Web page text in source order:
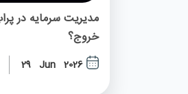
مدیریت سرمایه در
خروج؟
29 Jun 2026